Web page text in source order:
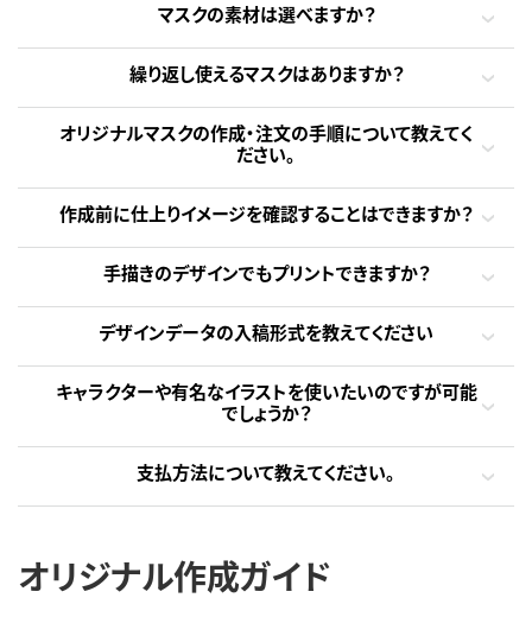
マスクの素材は選べますか？
繰り返し使えるマスクはありますか？
オリジナルマスクの作成・注文の手順について教えてく
ださい。
作成前に仕上りイメージを確認することはできますか？
手描きのデザインでもプリントできますか？
デザインデータの入稿形式を教えてください
キャラクターや有名なイラストを使いたいのですが可能
でしょうか？
支払方法について教えてください。
オリジナル作成ガイド